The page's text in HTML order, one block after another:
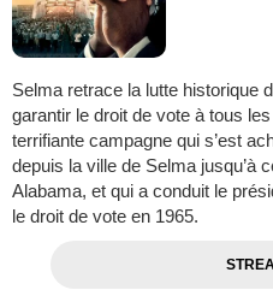
Selma retrace la lutte historique
garantir le droit de vote à tous
terrifiante campagne qui s’est
depuis la ville de Selma jusqu’à
Alabama, et qui a conduit le
le droit de vote en 1965.